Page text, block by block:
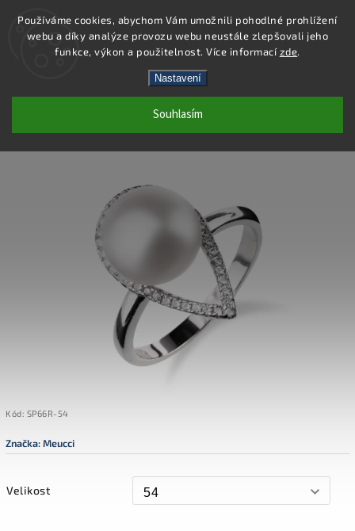
Používáme cookies, abychom Vám umožnili pohodlné prohlížení
webu a díky analýze provozu webu neustále zlepšovali jeho
funkce, výkon a použitelnost. Více informacízde.
Nastavení
Souhlasím
Hledat
SP66R - PRSTEN AG 925/1000
Kód: SP66R-54
Značka:Meucci
Velikost